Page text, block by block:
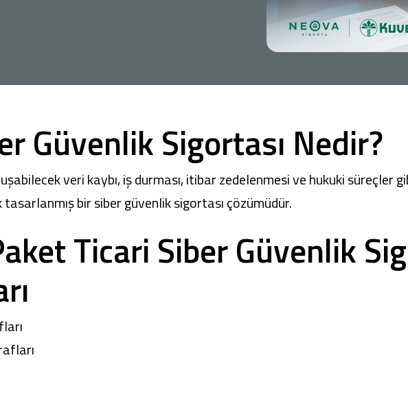
Tarım Finansmanı
Yatırım
Güvenlik Sigortası Nedir?
veri kaybı, iş durması, itibar zedelenmesi ve hukuki süreçler
bir siber güvenlik sigortası çözümüdür.
Ticari Siber Güvenlik